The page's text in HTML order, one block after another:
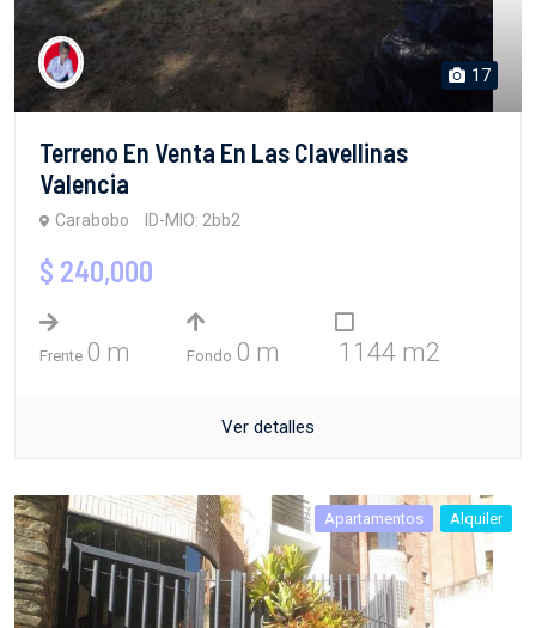
17
Terreno En Venta En Las Clavellinas
Valencia
Carabobo ID-MIO: 2bb2
$ 240,000
Frente 0 m Fondo 0 m 1144 m2
Ver detalles
Apartamentos Alquiler